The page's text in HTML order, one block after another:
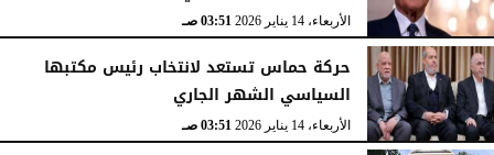
الأربعاء، 14 يناير 2026 03:51 صـ
حركة حماس تستعد لانتخاب رئيس مكتبها
السياسي الشهر الجاري
الأربعاء، 14 يناير 2026 03:51 صـ